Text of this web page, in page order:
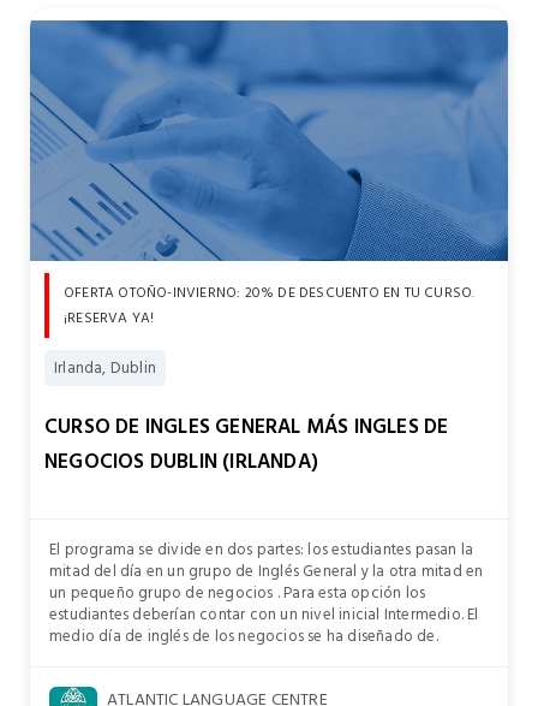
OFERTA OTOÑO-INVIERNO: 20% DE DESCUENTO EN TU CURSO.
¡RESERVA YA!
Irlanda, Dublin
CURSO DE INGLES GENERAL MÁS INGLES DE
NEGOCIOS DUBLIN (IRLANDA)
El programa se divide en dos partes: los estudiantes pasan la
mitad del día en un grupo de Inglés General y la otra mitad en
un pequeño grupo de negocios . Para esta opción los
estudiantes deberían contar con un nivel inicial Intermedio. El
medio día de inglés de los negocios se ha diseñado de.
ATLANTIC LANGUAGE CENTRE